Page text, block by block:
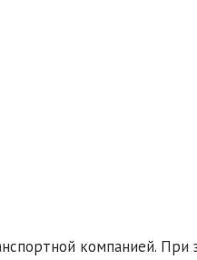
компанией. При